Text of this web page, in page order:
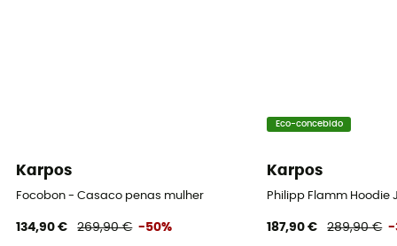
Karpos
Focobon - Casaco penas mulher
134,90 € 269,90 € -50%
Eco-concebido
Karpos
Philipp Flamm
187,90 € 289,90 € -